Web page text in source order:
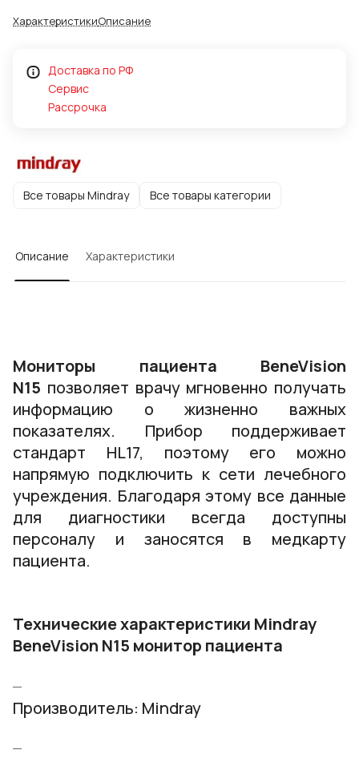
ХарактеристикиОписание
Доставка по РФ
Сервис
Рассрочка
Все товары Mindray Все товары категории
Описание Характеристики
Мониторы пациента BeneVision
N15 позволяет врачу мгновенно получать
информацию о жизненно важных
показателях. Прибор поддерживает
стандарт HL17, поэтому его можно
напрямую подключить к сети лечебного
учреждения. Благодаря этому все данные
для диагностики всегда доступны
персоналу и заносятся в медкарту
пациента.
Технические характеристики Mindray
BeneVision N15 монитор пациента
Производитель: Mindray